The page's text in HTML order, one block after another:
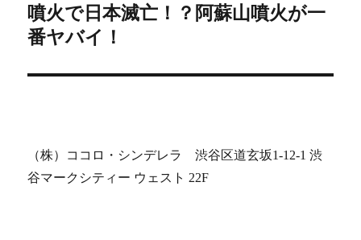
ョ
ン
の
投
噴火で日本滅亡！？阿蘇山噴火が一
番ヤバイ！
（株）ココロ・シンデレラ 渋谷区道玄坂1-12-1 渋
谷マークシティー ウェスト 22F